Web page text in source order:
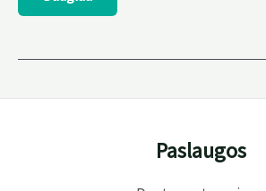
rinktis
Esminiai
Paslaugos